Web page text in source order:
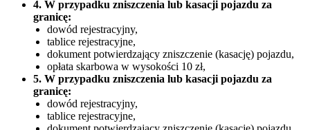
4. W przypadku zniszczenia lub kasacji pojazdu za
granicę:
dowód rejestracyjny,
tablice rejestracyjne,
dokument potwierdzający zniszczenie (kasację) pojazdu,
opłata skarbowa w wysokości 10 zł,
5. W przypadku zniszczenia lub kasacji pojazdu za
granicę:
dowód rejestracyjny,
tablice rejestracyjne,